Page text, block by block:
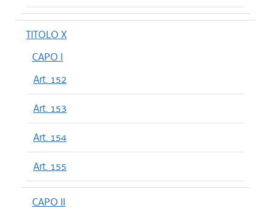
TITOLO X
CAPO I
Art. 152
Art. 153
Art. 154
Art. 155
CAPO II